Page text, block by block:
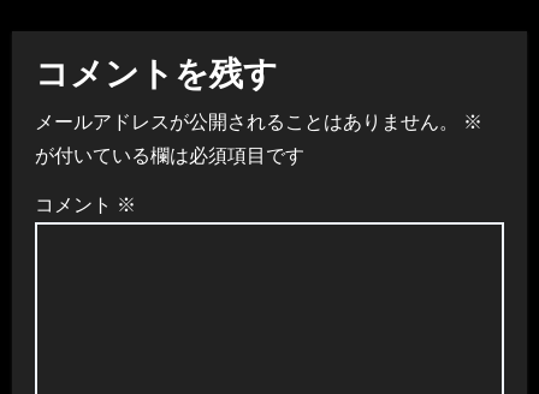
ゲ
ー
シ
ョ
コメントを残す
メールアドレスが公開されることはありません。
※
が付いている欄は必須項目です
コメント ※